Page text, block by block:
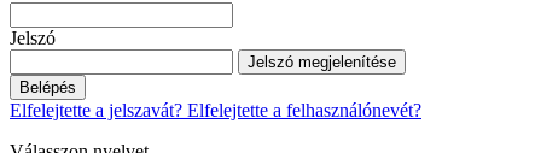
Jelszó
Jelszó megjelenítése
Belépés
Elfelejtette a jelszavát? Elfelejtette a felhasználónevét?